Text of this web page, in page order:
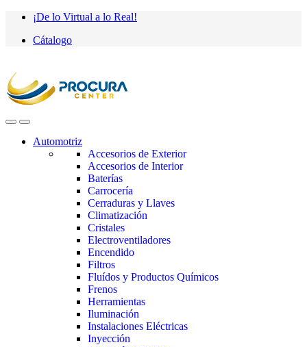
Saltar
navegación
saltar
contenido
¡De lo Virtual a lo Real!
Cátalogo
Automotriz
Accesorios de Exterior
Accesorios de Interior
Baterías
Carrocería
Cerraduras y Llaves
Climatización
Cristales
Electroventiladores
Encendido
Filtros
Fluídos y Productos Químicos
Frenos
Herramientas
Iluminación
Instalaciones Eléctricas
Inyección